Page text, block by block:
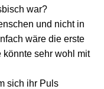
war?
und nicht in
wäre die erste
könnte sehr wohl mit
sich ihr Puls